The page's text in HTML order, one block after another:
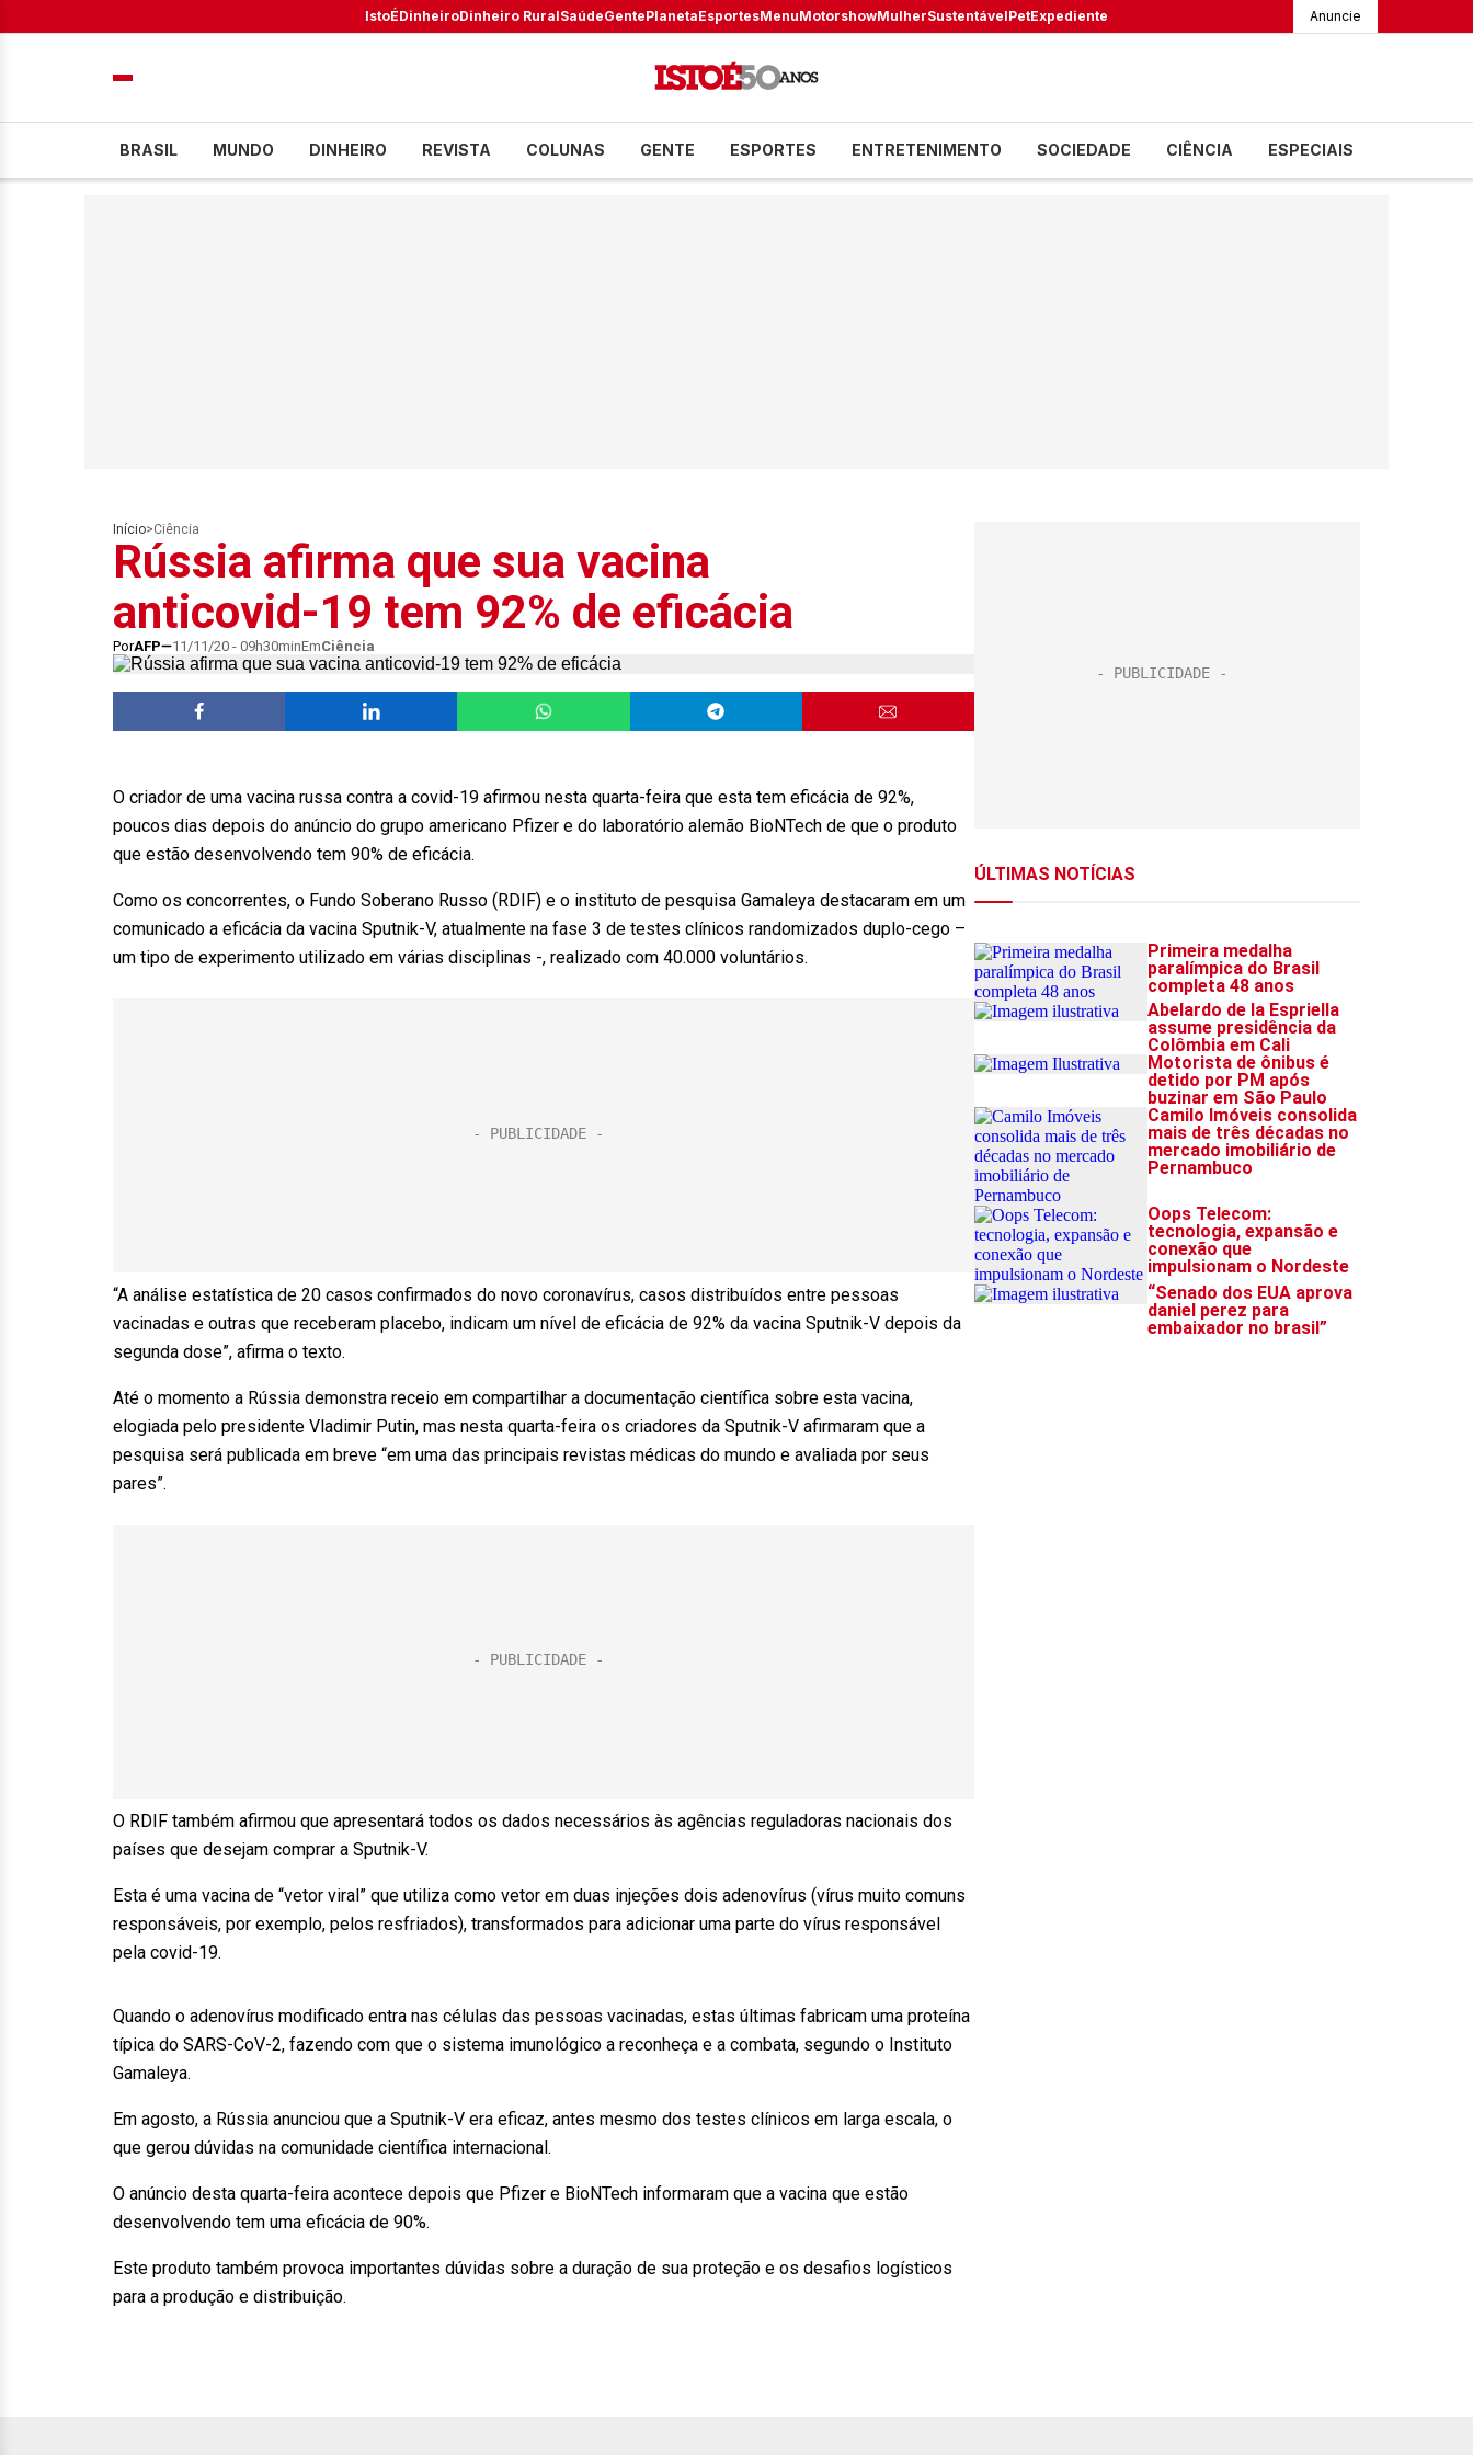
IstoÉDinheiroDinheiro RuralSaúdeGentePlanetaEsportesMenuMotorshowMulherSustentávelPetExpediente Anuncie
BRASIL MUNDO DINHEIRO REVISTA COLUNAS GENTE ESPORTES ENTRETENIMENTO SOCIEDADE CIÊNCIA ESPECIAIS
Início>Ciência
Rússia afirma que sua vacina
anticovid-19 tem 92% de eficácia
PorAFP 11/11/20 - 09h30minEmCiência
O criador de uma vacina russa contra a covid-19 afirmou nesta quarta-feira que esta tem eficácia de 92%,
poucos dias depois do anúncio do grupo americano Pfizer e do laboratório alemão BioNTech de que o produto
que estão desenvolvendo tem 90% de eficácia.
Como os concorrentes, o Fundo Soberano Russo (RDIF) e o instituto de pesquisa Gamaleya destacaram em um
comunicado a eficácia da vacina Sputnik-V, atualmente na fase 3 de testes clínicos randomizados duplo-cego –
um tipo de experimento utilizado em várias disciplinas -, realizado com 40.000 voluntários.
“A análise estatística de 20 casos confirmados do novo coronavírus, casos distribuídos entre pessoas
vacinadas e outras que receberam placebo, indicam um nível de eficácia de 92% da vacina Sputnik-V depois da
segunda dose”, afirma o texto.
Até o momento a Rússia demonstra receio em compartilhar a documentação científica sobre esta vacina,
elogiada pelo presidente Vladimir Putin, mas nesta quarta-feira os criadores da Sputnik-V afirmaram que a
pesquisa será publicada em breve “em uma das principais revistas médicas do mundo e avaliada por seus
pares”.
O RDIF também afirmou que apresentará todos os dados necessários às agências reguladoras nacionais dos
países que desejam comprar a Sputnik-V.
Esta é uma vacina de “vetor viral” que utiliza como vetor em duas injeções dois adenovírus (vírus muito comuns
responsáveis, por exemplo, pelos resfriados), transformados para adicionar uma parte do vírus responsável
pela covid-19.
Quando o adenovírus modificado entra nas células das pessoas vacinadas, estas últimas fabricam uma proteína
típica do SARS-CoV-2, fazendo com que o sistema imunológico a reconheça e a combata, segundo o Instituto
Gamaleya.
Em agosto, a Rússia anunciou que a Sputnik-V era eficaz, antes mesmo dos testes clínicos em larga escala, o
que gerou dúvidas na comunidade científica internacional.
O anúncio desta quarta-feira acontece depois que Pfizer e BioNTech informaram que a vacina que estão
desenvolvendo tem uma eficácia de 90%.
Este produto também provoca importantes dúvidas sobre a duração de sua proteção e os desafios logísticos
para a produção e distribuição.